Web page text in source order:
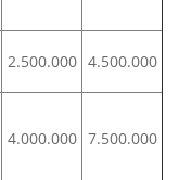
2.500.000 4.500.000
4.000.000 7.500.000